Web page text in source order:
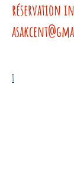
réservation
T